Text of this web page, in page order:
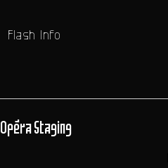
Flash Info
Opéra Staging